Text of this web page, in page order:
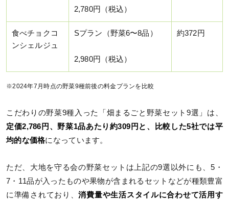
2,780円（税込）
食べチョクコ
ンシェルジュ
Sプラン（野菜6〜8品）
2,980円（税込）
約372円
※2024年7月時点の野菜9種前後の料金プランを比較
こだわりの野菜9種入った「畑まるごと野菜セット9選」は、
定価2,786円、野菜1品あたり約309円と、比較した5社では平
均的な価格になっています。
ただ、大地を守る会の野菜セットは上記の9選以外にも、5・
7・11品が入ったものや果物が含まれるセットなどが種類豊富
に準備されており、消費量や生活スタイルに合わせて活用す